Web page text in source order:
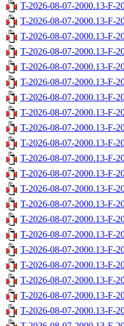
T-2026-08-07-2000.13-F-
T-2026-08-07-2000.13-F-
T-2026-08-07-2000.13-F-
T-2026-08-07-2000.13-F-
T-2026-08-07-2000.13-F-
T-2026-08-07-2000.13-F-
T-2026-08-07-2000.13-F-
T-2026-08-07-2000.13-F-
T-2026-08-07-2000.13-F-
T-2026-08-07-2000.13-F-
T-2026-08-07-2000.13-F-
T-2026-08-07-2000.13-F-
T-2026-08-07-2000.13-F-
T-2026-08-07-2000.13-F-
T-2026-08-07-2000.13-F-
T-2026-08-07-2000.13-F-
T-2026-08-07-2000.13-F-
T-2026-08-07-2000.13-F-
T-2026-08-07-2000.13-F-
T-2026-08-07-2000.13-F-
T-2026-08-07-2000.13-F-